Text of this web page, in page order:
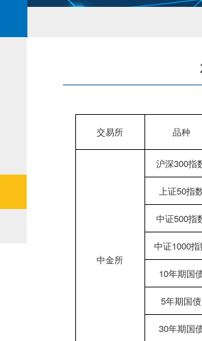
交易所 品种
中金所
沪深300指
上证50指
中证500指
中证1000
10年期国
5年期国债
30年期国